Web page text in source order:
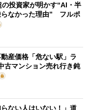
の投資家が明かす“AI・半
らなかった理由” フルポ
動産価格「危ない駅」ラ
古マンション売れ行き鈍
らない人はいない！」道